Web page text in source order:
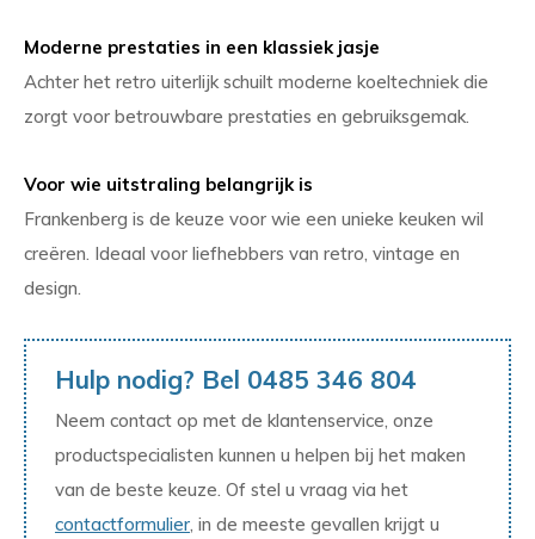
Moderne prestaties in een klassiek jasje
Achter het retro uiterlijk schuilt moderne koeltechniek die
zorgt voor betrouwbare prestaties en gebruiksgemak.
Voor wie uitstraling belangrijk is
Frankenberg is de keuze voor wie een unieke keuken wil
creëren. Ideaal voor liefhebbers van retro, vintage en
design.
Hulp nodig? Bel 0485 346 804
Neem contact op met de klantenservice, onze
productspecialisten kunnen u helpen bij het maken
van de beste keuze. Of stel u vraag via het
contactformulier, in de meeste gevallen krijgt u